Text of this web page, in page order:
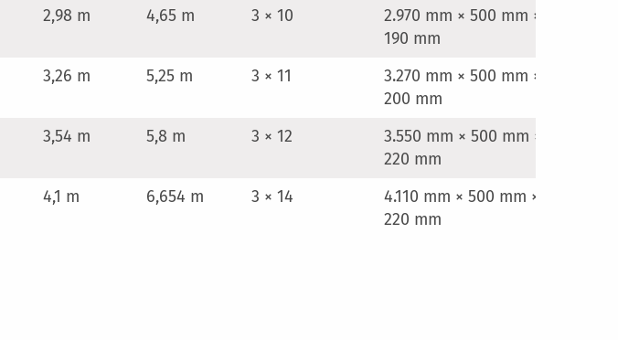
2,98 m 4,65 m 3 × 10
2.970 mm × 500 mm ×
190 mm
3,26 m 5,25 m 3 × 11
3.270 mm × 500 mm ×
200 mm
3,54 m 5,8 m 3 × 12
3.550 mm × 500 mm ×
220 mm
4,1 m 6,654 m 3 × 14
4.110 mm × 500 mm ×
220 mm